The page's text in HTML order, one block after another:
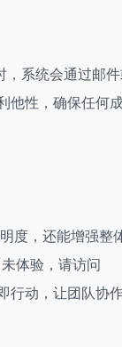
，系统会通过邮
他性，确保任何
度，还能增强整
体验，请访问
行动，让团队协